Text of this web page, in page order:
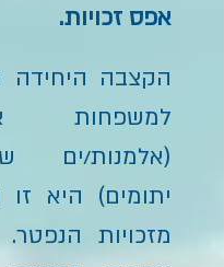
אפס זכויות.
הקצבה היחידה
למשפחות
(אלמנות/ים
יתומים) היא זו
מזכויות הנפטר.